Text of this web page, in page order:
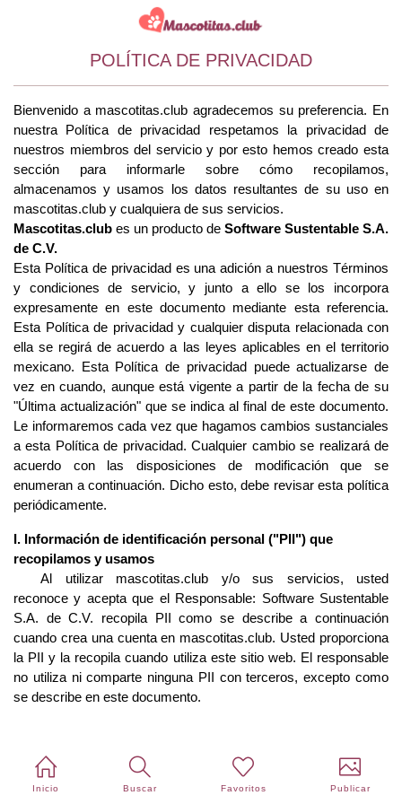
Inicio Buscar Favoritos Publicar
POLÍTICA DE PRIVACIDAD
Bienvenido a mascotitas.club agradecemos su preferencia. En
nuestra Política de privacidad respetamos la privacidad de
nuestros miembros del servicio y por esto hemos creado esta
sección para informarle sobre cómo recopilamos,
almacenamos y usamos los datos resultantes de su uso en
mascotitas.club y cualquiera de sus servicios.
Mascotitas.club es un producto de Software Sustentable S.A.
de C.V.
Esta Política de privacidad es una adición a nuestros Términos
y condiciones de servicio, y junto a ello se los incorpora
expresamente en este documento mediante esta referencia.
Esta Política de privacidad y cualquier disputa relacionada con
ella se regirá de acuerdo a las leyes aplicables en el territorio
mexicano. Esta Política de privacidad puede actualizarse de
vez en cuando, aunque está vigente a partir de la fecha de su
"Última actualización" que se indica al final de este documento.
Le informaremos cada vez que hagamos cambios sustanciales
a esta Política de privacidad. Cualquier cambio se realizará de
acuerdo con las disposiciones de modificación que se
enumeran a continuación. Dicho esto, debe revisar esta política
periódicamente.
I. Información de identificación personal ("PII") que
recopilamos y usamos
Al utilizar mascotitas.club y/o sus servicios, usted
reconoce y acepta que el Responsable: Software Sustentable
S.A. de C.V. recopila PII como se describe a continuación
cuando crea una cuenta en mascotitas.club. Usted proporciona
la PII y la recopila cuando utiliza este sitio web. El responsable
no utiliza ni comparte ninguna PII con terceros, excepto como
se describe en este documento.
datos personales considerados como de identificación son
todos los relativos a la identificación de la persona (nombre
completo, dirección, teléfonos fijo y/o celular, fecha de